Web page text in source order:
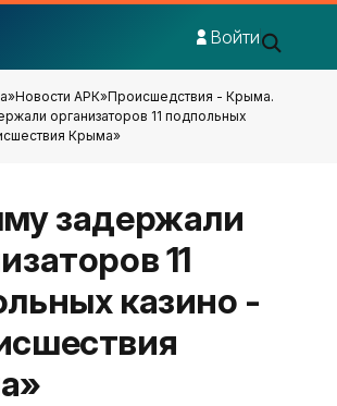
Войти
»Новости АРК»Происшедствия - Крыма.
организаторов 11 подпольных
Крыма»
задержали
11
казино -